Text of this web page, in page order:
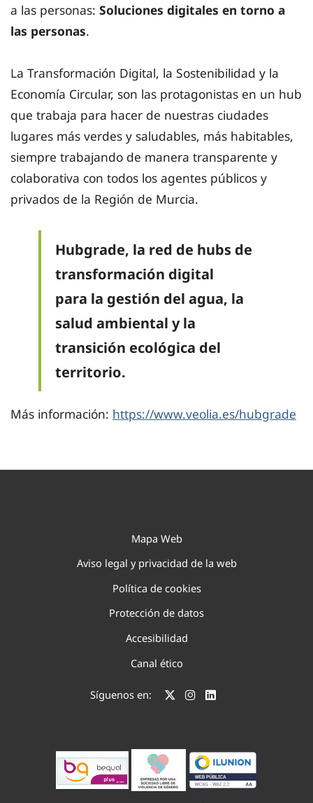
a las personas: Soluciones digitales en torno a
las personas.
La Transformación Digital, la Sostenibilidad y la
Economía Circular, son las protagonistas en un hub
que trabaja para hacer de nuestras ciudades
lugares más verdes y saludables, más habitables,
siempre trabajando de manera transparente y
colaborativa con todos los agentes públicos y
privados de la Región de Murcia.
Hubgrade, la red de hubs de
transformación digital
para la gestión del agua, la
salud ambiental y la
transición ecológica del
territorio.
Más información: https://www.veolia.es/hubgrade
Mapa Web
Aviso legal y privacidad de la web
Política de cookies
Protección de datos
Accesibilidad
Canal ético
Síguenos en: